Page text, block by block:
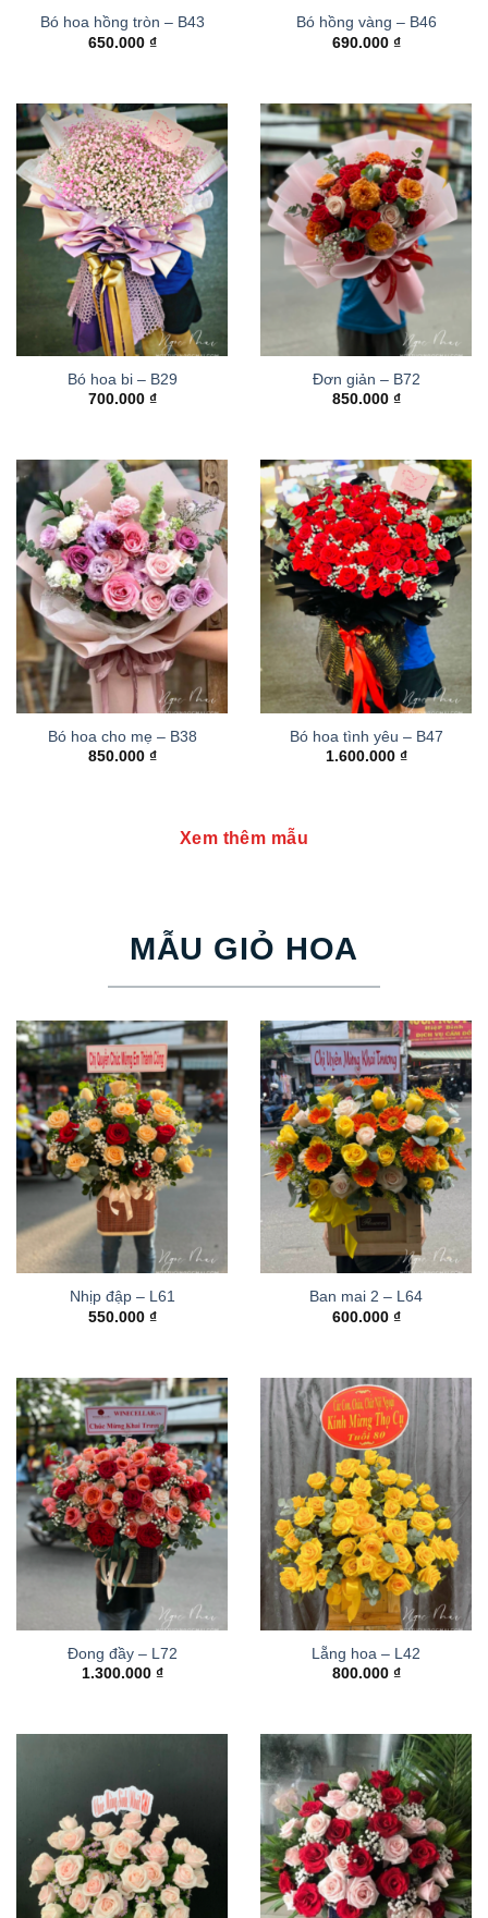
Bó hoa hồng tròn – B43
650.000 ₫
Bó hồng vàng – B46
690.000 ₫
Bó hoa bi – B29
700.000 ₫
Đơn giản – B72
850.000 ₫
Bó hoa cho mẹ – B38
850.000 ₫
Bó hoa tình yêu – B47
1.600.000 ₫
Xem thêm mẫu
MẪU GIỎ HOA
Nhịp đập – L61
550.000 ₫
Ban mai 2 – L64
600.000 ₫
Đong đầy – L72
1.300.000 ₫
Lẵng hoa – L42
800.000 ₫